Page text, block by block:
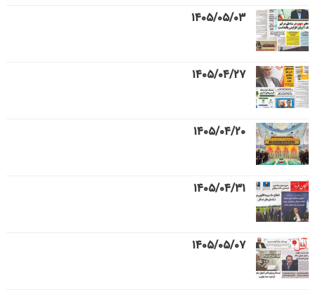
۱۴۰۵/۰۵/۰۳
۱۴۰۵/۰۴/۲۷
۱۴۰۵/۰۴/۲۰
۱۴۰۵/۰۴/۳۱
۱۴۰۵/۰۵/۰۷